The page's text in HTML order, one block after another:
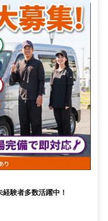
験者多数活躍中！